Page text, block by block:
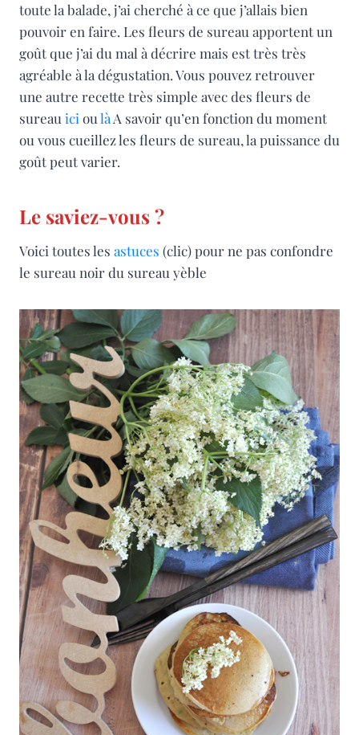
toute la balade, j’ai cherché à ce que j’allais bien
pouvoir en faire. Les fleurs de sureau apportent un
goût que j’ai du mal à décrire mais est très très
agréable à la dégustation. Vous pouvez retrouver
une autre recette très simple avec des fleurs de
sureau ici oulà A savoir qu’en fonction du moment
ou vous cueillez les fleurs de sureau, la puissance du
goût peut varier.
Le saviez-vous ?
Voici toutes les astuces (clic) pour ne pas confondre
le sureau noir du sureau yèble